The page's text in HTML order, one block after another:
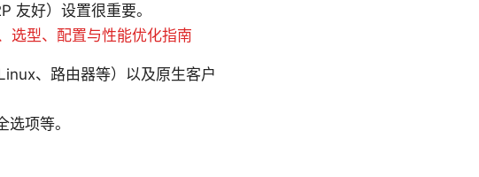
友好）设置很重要。
选型、配置与性能优化指南
、路由器等）以及原生客户
项等。